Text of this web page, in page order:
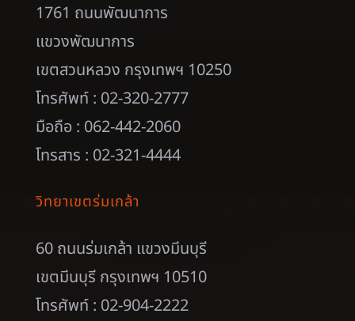
1761 ถนนพัฒนาการ
แขวงพัฒนาการ
เขตสวนหลวง กรุงเทพฯ 10250
โทรศัพท์ : 02-320-2777
มือถือ : 062-442-2060
โทรสาร : 02-321-4444
วิทยาเขตร่มเกล้า
60 ถนนร่มเกล้า แขวงมีนบุรี
เขตมีนบุรี กรุงเทพฯ 10510
โทรศัพท์ : 02-904-2222